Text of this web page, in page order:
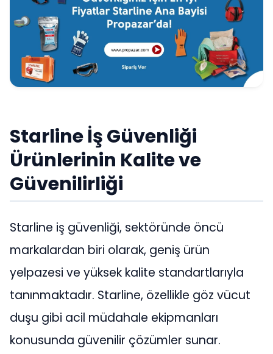
Starline İş Güvenliği
Ürünlerinin Kalite ve
Güvenilirliği
Starline iş güvenliği, sektöründe öncü
markalardan biri olarak, geniş ürün
yelpazesi ve yüksek kalite standartlarıyla
tanınmaktadır. Starline, özellikle göz vücut
duşu gibi acil müdahale ekipmanları
konusunda güvenilir çözümler sunar.